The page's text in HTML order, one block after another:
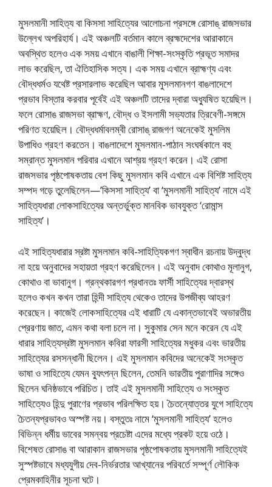
মুসলমানী সাহিত্য বা কিসসা সাহিত্যের আলােচনা প্রসঙ্গে রােসাঙ্ রাজসভার
উল্লেখ অপরিহার্য। এই অঞ্চলটি বর্তমান কালে ব্রহ্মদেশের আরাকানে
অবস্থিত হলেও এক সময় এখানে বাঙালী শিক্ষা-সংস্কৃতি প্রভূত সমাদর
লাভ করেছিল, তা ঐতিহাসিক সত্য। এক সময় এখানে ব্রাহ্মণ্য এবং
বৌদ্ধধর্মও যথেষ্ট প্রসারলাভ করেছিল আবার মুসলমানগণ বাঙলাদেশে
প্রভাব বিস্তার করবার পূর্বেই এই অঞ্চলটি তাদের দ্বারা অধ্যুষিত হয়েছিল।
ফলে রােসাঙ রাজসভা ব্রাহ্মণ, বৌদ্ধ ও ইসলামী সভ্যতার ত্রিবেণী-সঙ্গমে
পরিণত হয়েছিল। বৌদ্ধধর্মাবলম্বী রােসাঙ্ রাজগণ অনেকেই মুসলিম
উপাধিও গ্রহণ করতেন। বাঙলাদেশে মুসলমান-পাঠান সংঘর্ষকালে বহু
সম্রান্ত মুসলমান পরিবার এখানে আশ্রয় গ্রহণ করেন। এই রােসা
রাজসভার পৃষ্ঠপােষকতায় বেশ কিছু মুসলমান কবি এখানে এক বিশিষ্ট সাহিত্য
সম্পদ গড়ে তুলেছিলেন—’কিসসা সাহিত্য’ বা ‘মুসলমানী সাহিত্য’ নামে এই
সাহিত্যধারা লােকসাহিত্যের অন্তর্ভুক্ত মানবিক ভাবযুক্ত ‘রােমান্স
সাহিত্য’।
এই সাহিত্যধারার স্রষ্টা মুসলমান কবি-সাহিত্যিকগণ স্বাধীন রচনায় উদ্বুদ্ধ
না হয়ে অনুবাদের সহায়তা গ্রহণ করেছিলেন। এই অনুবাদ কোথাও মূলানুগ,
কোথাও বা ভাবানুগ। গ্রন্থকারগণ প্রধানতঃ ফার্সী সাহিত্যের দ্বারস্থ
হলেও কখন কখন তারা হিন্দী সাহিত্য থেকেও তাদের উপজীব্য আহরণ
করেছেন। কাজেই লােকসাহিত্যের এই ধারাটি যে একান্তভাবেই অভারতীয়
প্রেরণায় জাত, এমন কথা বলা চলে না। সুকুমার সেন মনে করেন যে এই
ধারার সাহিত্যস্রষ্টা মুসলমান কবিরা ফারসী সাহিত্যের মধুকর এবং ভারতীয়
সাহিত্যের রসসন্ধানী ছিলেন। এই মুসলমান কবিদের অনেকেই সংস্কৃত
ভাষা ও সাহিত্যে যেমন ব্যুৎপন্ন ছিলেন, তেমনি ভারতীয় পুরাণাদির সঙ্গেও
ছিলেন ঘনিষ্ঠভাবে পরিচিত। তাই এই মুসলমানী সাহিত্যে ও সংস্কৃত
সাহিত্যেও হিন্দু পুরাণের প্রভাব পরিলক্ষিত হয়। চৈতন্যোত্তর যুগে সাহিত্যে
চৈতন্যপ্রভাবও অস্পষ্ট নয়। বস্তুতঃ নামে ‘মুসলমানী সাহিত্য’ হলেও
বিভিন্ন ধর্মীয় ভাবের সমন্বয় প্রচেষ্টা এদের মধ্যে প্রকট হয়ে ওঠে।
বিশেষত রােসাঙ বা আরাকান রাজসভার পৃষ্ঠপােষকতায় মুসলমানী সাহিত্যেই
সুস্পষ্টভাবে মধ্যযুগীয় দেব-নির্ভরতার আখ্যানের পরিবর্তে সম্পূর্ণ লৌকিক
প্রেমকাহিনীর সূচনা ঘটে।